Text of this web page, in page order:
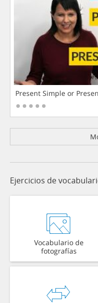
Present Simple or
Ejercicios de
Vocabulario de
fotografías